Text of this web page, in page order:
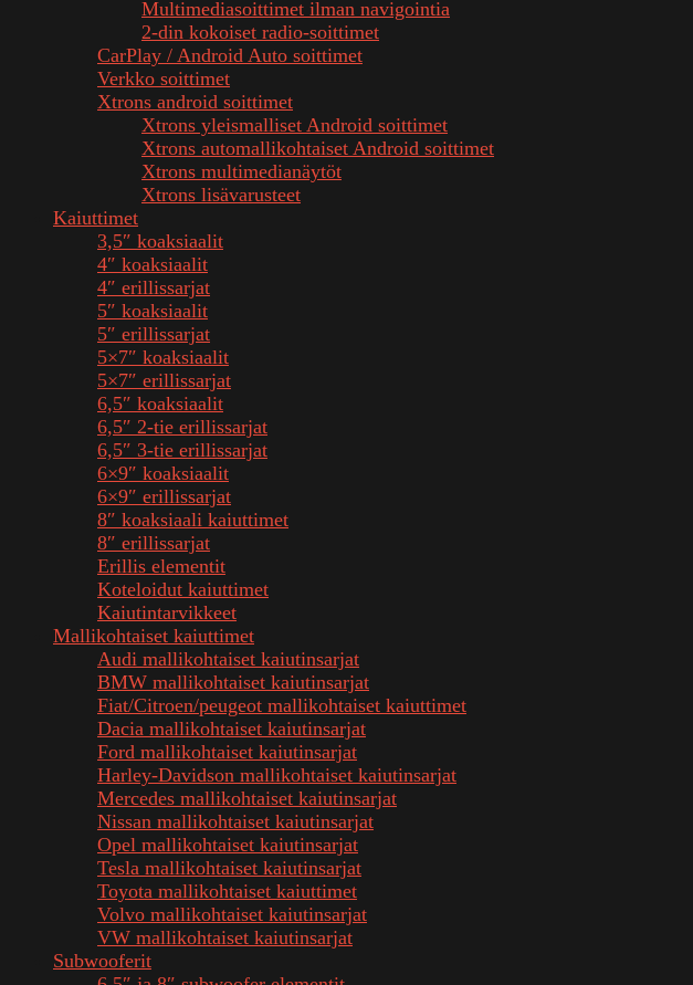
Multimediasoittimet ilman navigointia
2-din kokoiset radio-soittimet
CarPlay / Android Auto soittimet
Verkko soittimet
Xtrons android soittimet
Xtrons yleismalliset Android soittimet
Xtrons automallikohtaiset Android soittimet
Xtrons multimedianäytöt
Xtrons lisävarusteet
Kaiuttimet
3,5″ koaksiaalit
4″ koaksiaalit
4″ erillissarjat
5″ koaksiaalit
5″ erillissarjat
5×7″ koaksiaalit
5×7″ erillissarjat
6,5″ koaksiaalit
6,5″ 2-tie erillissarjat
6,5″ 3-tie erillissarjat
6×9″ koaksiaalit
6×9″ erillissarjat
8″ koaksiaali kaiuttimet
8″ erillissarjat
Erillis elementit
Koteloidut kaiuttimet
Kaiutintarvikkeet
Mallikohtaiset kaiuttimet
Audi mallikohtaiset kaiutinsarjat
BMW mallikohtaiset kaiutinsarjat
Fiat/Citroen/peugeot mallikohtaiset kaiuttimet
Dacia mallikohtaiset kaiutinsarjat
Ford mallikohtaiset kaiutinsarjat
Harley-Davidson mallikohtaiset kaiutinsarjat
Mercedes mallikohtaiset kaiutinsarjat
Nissan mallikohtaiset kaiutinsarjat
Opel mallikohtaiset kaiutinsarjat
Tesla mallikohtaiset kaiutinsarjat
Toyota mallikohtaiset kaiuttimet
Volvo mallikohtaiset kaiutinsarjat
VW mallikohtaiset kaiutinsarjat
Subwooferit